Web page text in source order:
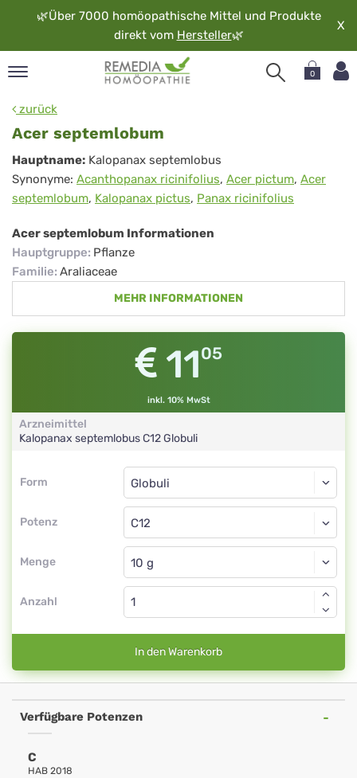
🌿Über 7000 homöopathische Mittel und Produkte
direkt vom Hersteller🌿
X
0
zurück
Acer septemlobum
Acer
septemlobum
Hauptname: Kalopanax septemlobus
Synonyme: Acanthopanax ricinifolius, Acer pictum, Acer
septemlobum, Kalopanax pictus, Panax ricinifolius
Acer septemlobum Informationen
Hauptgruppe: Pflanze
Familie: Araliaceae
MEHR INFORMATIONEN
1105
inkl. 10% MwSt
Arzneimittel
Kalopanax septemlobusC12Globuli
Form
Form
Potenz
Globuli
C12
Menge
Globuli
Anzahl
In den Warenkorb
Verfügbare Potenzen
C
HAB 2018